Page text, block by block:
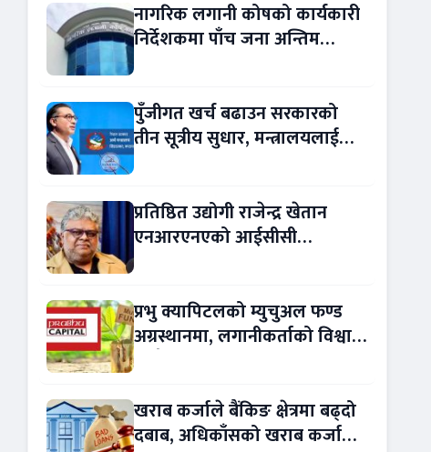
नागरिक लगानी कोषको कार्यकारी
निर्देशकमा पाँच जना अन्तिम
पुँजीगत खर्च बढाउन सरकारको
तीन सूत्रीय सुधार, मन्त्रालयलाई
प्रतिष्ठित उद्योगी राजेन्द्र खेतान
एनआरएनएको आईसीसी
प्रभु क्यापिटलको म्युचुअल फण्ड
अग्रस्थानमा, लगानीकर्ताको विश्वास
खराब कर्जाले बैंकिङ क्षेत्रमा बढ्दो
दबाब, अधिकाँसको खराब कर्जा